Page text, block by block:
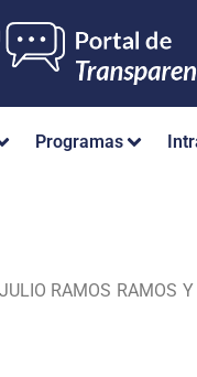
Programas
RAMOS RAMOS